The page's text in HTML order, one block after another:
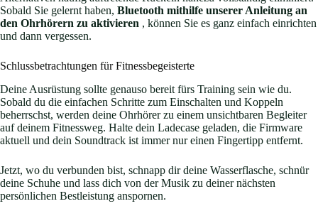
Sobald Sie gelernt haben, Bluetooth mithilfe unserer Anleitung an
den Ohrhörern zu aktivieren , können Sie es ganz einfach einrichten
und dann vergessen.
Schlussbetrachtungen für Fitnessbegeisterte
Deine Ausrüstung sollte genauso bereit fürs Training sein wie du.
Sobald du die einfachen Schritte zum Einschalten und Koppeln
beherrschst, werden deine Ohrhörer zu einem unsichtbaren Begleiter
auf deinem Fitnessweg. Halte dein Ladecase geladen, die Firmware
aktuell und dein Soundtrack ist immer nur einen Fingertipp entfernt.
Jetzt, wo du verbunden bist, schnapp dir deine Wasserflasche, schnür
deine Schuhe und lass dich von der Musik zu deiner nächsten
persönlichen Bestleistung anspornen.